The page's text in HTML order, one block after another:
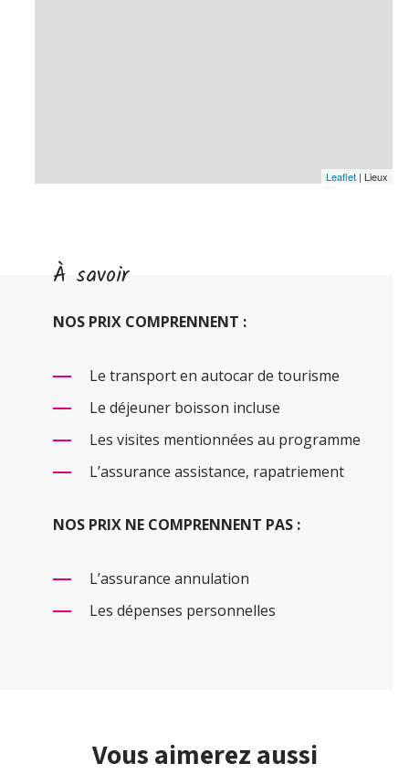
Leaflet | Lieux
À savoir
NOS PRIX COMPRENNENT :
Le transport en autocar de tourisme
Le déjeuner boisson incluse
Les visites mentionnées au programme
L’assurance assistance, rapatriement
NOS PRIX NE COMPRENNENT PAS :
L’assurance annulation
Les dépenses personnelles
Vous aimerez aussi